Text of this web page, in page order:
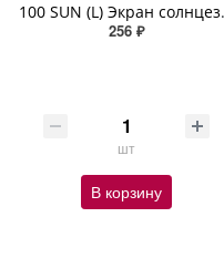
100 SUN (L)
256 ₽
шт
В корзину